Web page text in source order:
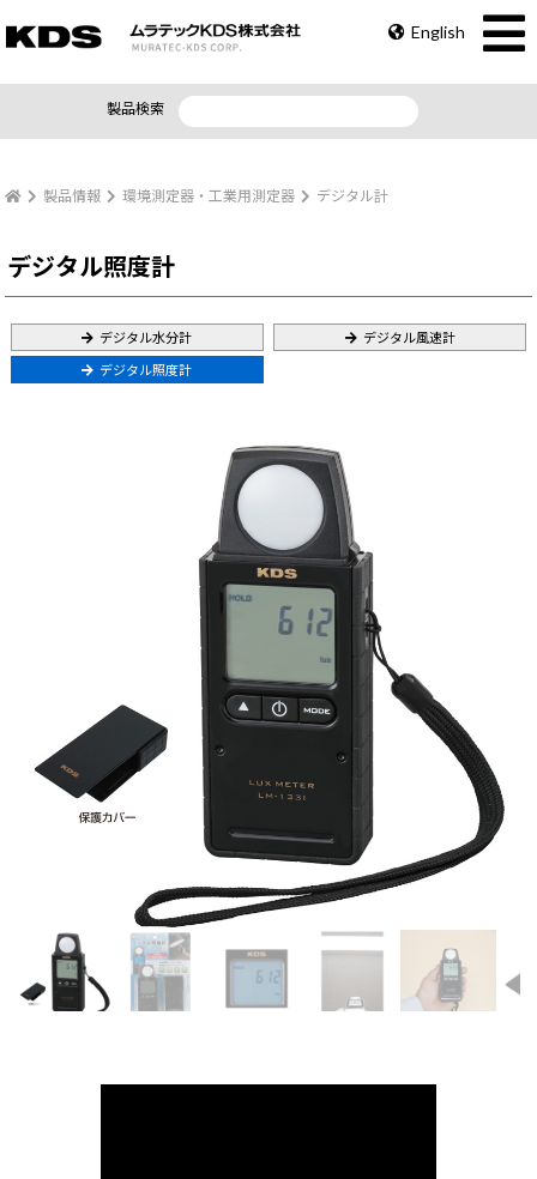
English
製品検索
製品情報 環境測定器・工業用測定器 デジタル計
デジタル照度計
デジタル水分計 デジタル風速計
デジタル照度計